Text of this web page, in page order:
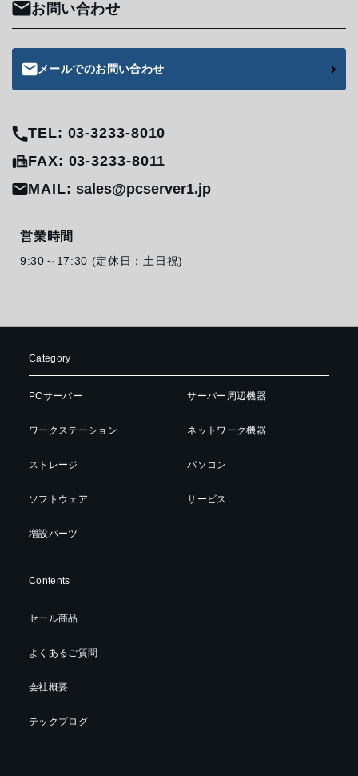
お問い合わせ
メールでのお問い合わせ
TEL: 03-3233-8010
FAX: 03-3233-8011
MAIL:sales@pcserver1.jp
営業時間
9:30～17:30 (定休日：土日祝)
Category
PCサーバー
ワークステーション
ストレージ
ソフトウェア
増設パーツ
サーバー周辺機器
ネットワーク機器
パソコン
サービス
Contents
セール商品
よくあるご質問
会社概要
テックブログ